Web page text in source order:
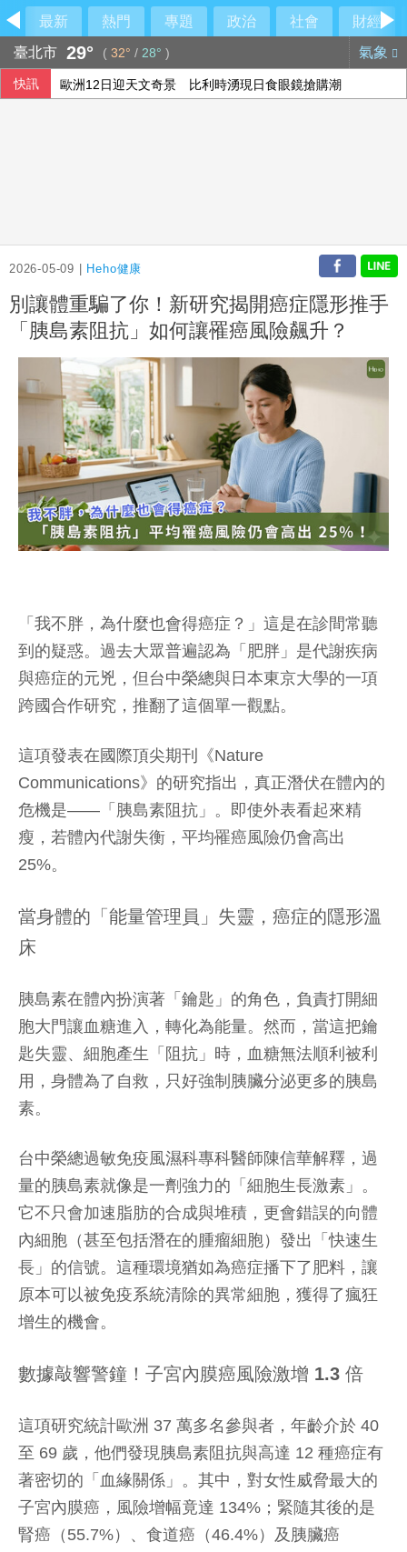
最新 熱門 專題 政治 社會
財經
臺北市 29° ( 32° / 28° ) 氣象
快訊 歐洲12日迎天文奇景 比利時湧現日食眼鏡搶購潮
2026-05-09 | Heho健康
別讓體重騙了你！新研究揭開癌症隱形推手
「胰島素阻抗」如何讓罹癌風險飆升？
「我不胖，為什麼也會得癌症？」這是在診間常聽
到的疑惑。過去大眾普遍認為「肥胖」是代謝疾病
與癌症的元兇，但台中榮總與日本東京大學的一項
跨國合作研究，推翻了這個單一觀點。
這項發表在國際頂尖期刊《Nature
Communications》的研究指出，真正潛伏在體內的
危機是——「胰島素阻抗」。即使外表看起來精
瘦，若體內代謝失衡，平均罹癌風險仍會高出
25%。
當身體的「能量管理員」失靈，癌症的隱形溫
床
胰島素在體內扮演著「鑰匙」的角色，負責打開細
胞大門讓血糖進入，轉化為能量。然而，當這把鑰
匙失靈、細胞產生「阻抗」時，血糖無法順利被利
用，身體為了自救，只好強制胰臟分泌更多的胰島
素。
台中榮總過敏免疫風濕科專科醫師陳信華解釋，過
量的胰島素就像是一劑強力的「細胞生長激素」。
它不只會加速脂肪的合成與堆積，更會錯誤的向體
內細胞（甚至包括潛在的腫瘤細胞）發出「快速生
長」的信號。這種環境猶如為癌症播下了肥料，讓
原本可以被免疫系統清除的異常細胞，獲得了瘋狂
增生的機會。
數據敲響警鐘！子宮內膜癌風險激增 1.3 倍
這項研究統計歐洲 37 萬多名參與者，年齡介於 40
至 69 歲，他們發現胰島素阻抗與高達 12 種癌症有
著密切的「血緣關係」。其中，對女性威脅最大的
子宮內膜癌，風險增幅竟達 134%；緊隨其後的是
腎癌（55.7%）、食道癌（46.4%）及胰臟癌